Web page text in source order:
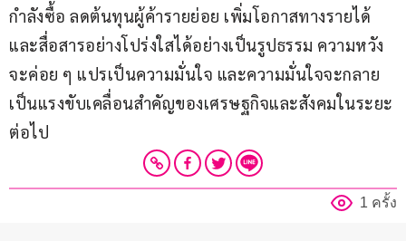
กำลังซื้อ ลดต้นทุนผู้ค้ารายย่อย เพิ่มโอกาสทางรายได้
และสื่อสารอย่างโปร่งใสได้อย่างเป็นรูปธรรม ความหวัง
จะค่อย ๆ แปรเป็นความมั่นใจ และความมั่นใจจะกลาย
เป็นแรงขับเคลื่อนสำคัญของเศรษฐกิจและสังคมในระยะ
ต่อไป
1 ครั้ง